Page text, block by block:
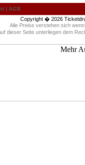
| AGB
Copyright � 2026
Alle Preise verstehen sich
dieser Seite unterliegen dem